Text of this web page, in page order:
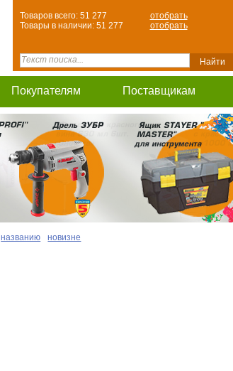
Товаров всего: 51 277
отобрать
Товары в наличии: 51 277
отобрать
Покупателям Поставщикам
названию новизне